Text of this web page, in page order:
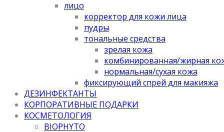
лицо
корректор для кожи лица
пудры
тональные средства
зрелая кожа
комбинированная/жирная
нормальная/cухая кожа
фиксирующий спрей для макияжа
ДЕЗИНФЕКТАНТЫ
КОРПОРАТИВНЫЕ ПОДАРКИ
КОСМЕТОЛОГИЯ
BIOPHYTO